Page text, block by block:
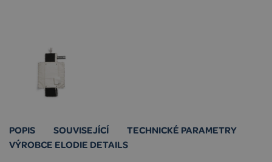
POPIS SOUVISEJÍCÍ
TECHNICKÉ PARAMETRY
VÝROBCE ELODIE DETAILS